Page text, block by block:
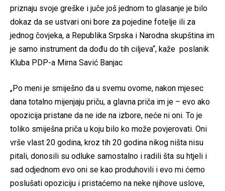
priznaju svoje greške i juče još jednom to glasanje je bilo
dokaz da se ustvari oni bore za pojedine fotelje ili za
jednog čovjeka, a Republika Srpska i Narodna skupština im
je samo instrument da dođu do tih ciljeva“, kaže poslanik
Kluba PDP-a Mirna Savić Banjac
„Po meni je smiješno da u svemu ovome, nakon mjesec
dana totalno mijenjaju priču, a glavna priča im je – evo ako
opozicija pristane da ne ide na izbore, neće ni oni. To je
toliko smiješna priča u koju bilo ko može povjerovati. Oni
vrše vlast 20 godina, kroz tih 20 godina nikog ništa nisu
pitali, donosili su odluke samostalno i radili šta su htjeli i
sad odjednom evo oni se kao produhovili i evo mi ćemo
poslušati opoziciju i pristaćemo na neke njihove uslove,